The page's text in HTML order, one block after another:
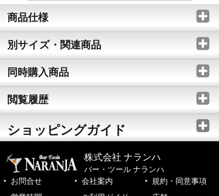
商品仕様
別サイズ・関連商品
同時購入商品
閲覧履歴
ショッピングガイド
株式会社 ナランハ
バー・ツール ナランハ
お問合せ
会社案内
規約・同意事項